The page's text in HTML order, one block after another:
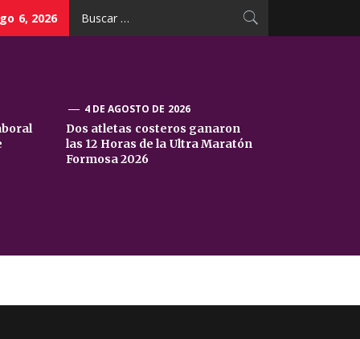
6, 2026
4 DE AGOSTO DE 2026
Dos atletas costeros ganaron
las 12 Horas de la Ultra Maratón
Formosa 2026